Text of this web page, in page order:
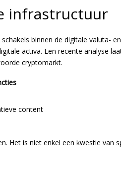
infrastructuur
binnen de digitale valuta-
activa. Een recente analyse
cryptomarkt.
content
Het is niet enkel een kwestie van